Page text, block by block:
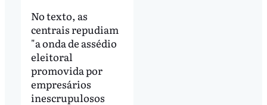
No texto, as
centrais repudiam
"a onda de assédio
eleitoral
promovida por
empresários
inescrupulosos